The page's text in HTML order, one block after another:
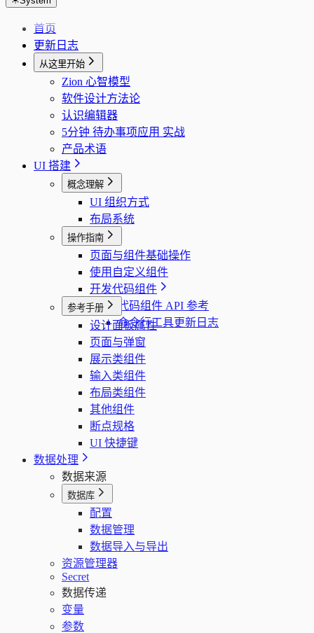
首页
更新日志
从这里开始
Zion 心智模型
软件设计方法论
认识编辑器
5分钟 待办事项应用 实战
产品术语
UI 搭建
概念理解
UI 组织方式
布局系统
操作指南
页面与组件基础操作
使用自定义组件
开发代码组件
代码组件 API 参考
命令行工具更新日志
参考手册
设计面板属性
页面与弹窗
展示类组件
输入类组件
布局类组件
其他组件
断点规格
UI 快捷键
数据处理
数据来源
数据库
配置
数据管理
数据导入与导出
资源管理器
Secret
数据传递
变量
参数